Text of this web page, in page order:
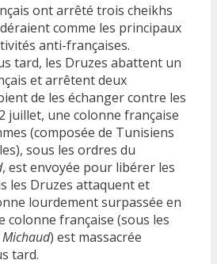
ont arrêté trois cheikhs
comme les principaux
anti-françaises.
tard, les Druzes abattent un
et arrêtent deux
de les échanger contre les
juillet, une colonne française
(composée de Tunisiens
sous les ordres du
, est envoyée pour libérer les
les Druzes attaquent et
lourdement surpassée en
colonne française (sous les
Michaud) est massacrée
tard.